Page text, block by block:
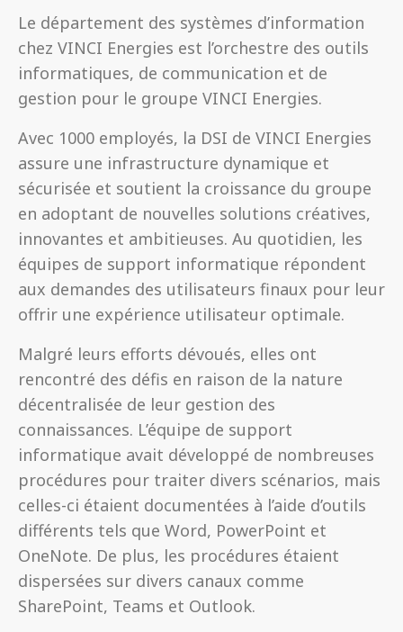
Le département des systèmes d’information
chez VINCI Energies est l’orchestre des outils
informatiques, de communication et de
gestion pour le groupe VINCI Energies.
Avec 1000 employés, la DSI de VINCI Energies
assure une infrastructure dynamique et
sécurisée et soutient la croissance du groupe
en adoptant de nouvelles solutions créatives,
innovantes et ambitieuses. Au quotidien, les
équipes de support informatique répondent
aux demandes des utilisateurs finaux pour leur
offrir une expérience utilisateur optimale.
Malgré leurs efforts dévoués, elles ont
rencontré des défis en raison de la nature
décentralisée de leur gestion des
connaissances. L’équipe de support
informatique avait développé de nombreuses
procédures pour traiter divers scénarios, mais
celles-ci étaient documentées à l’aide d’outils
différents tels que Word, PowerPoint et
OneNote. De plus, les procédures étaient
dispersées sur divers canaux comme
SharePoint, Teams et Outlook.